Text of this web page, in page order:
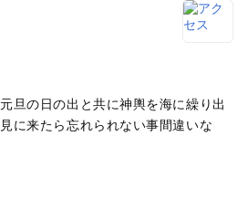
旦の日の出と共に神輿を海に繰り出
に来たら忘れられない事間違いな